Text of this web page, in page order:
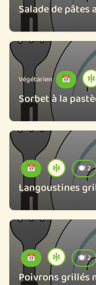
Salade de pâtes
Végétarien 📅
Sorbet à la
📅 🍽️ 2
Langoustines
📅 🍽️ 2
Poivrons grillés